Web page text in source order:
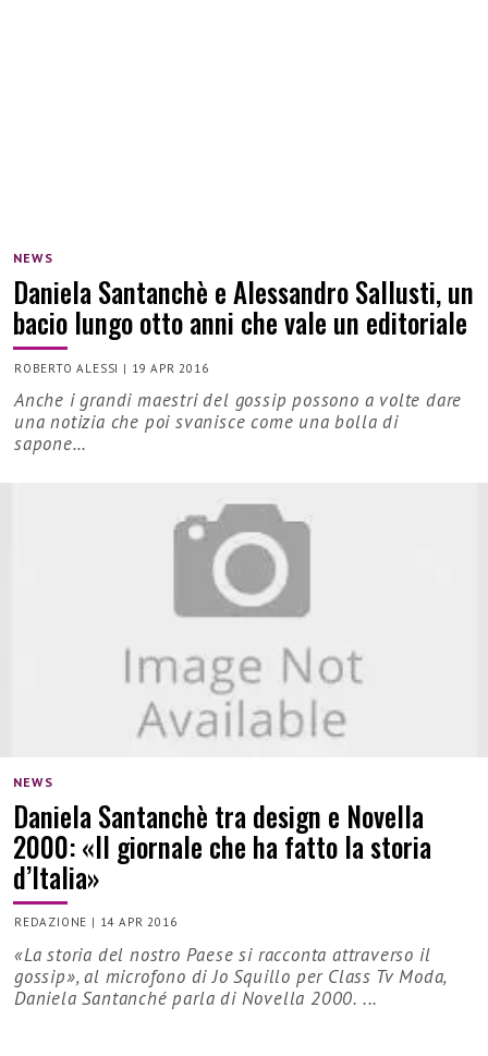
NEWS
Daniela Santanchè e Alessandro Sallusti, un
bacio lungo otto anni che vale un editoriale
ROBERTO ALESSI | 19 APR 2016
Anche i grandi maestri del gossip possono a volte dare
una notizia che poi svanisce come una bolla di
sapone…
NEWS
Daniela Santanchè tra design e Novella
2000: «Il giornale che ha fatto la storia
d’Italia»
REDAZIONE | 14 APR 2016
«La storia del nostro Paese si racconta attraverso il
gossip», al microfono di Jo Squillo per Class Tv Moda,
Daniela Santanché parla di Novella 2000. ...